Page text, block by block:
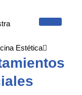
Estética